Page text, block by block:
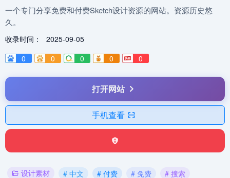
一个专门分享免费和付费Sketch设计资源的网站。资源历史悠
久。
收录时间：
2025-09-05
0
0 0 0 0
打开网站
手机查看
设计素材 # 中文 # 付费 # 免费
# 搜索